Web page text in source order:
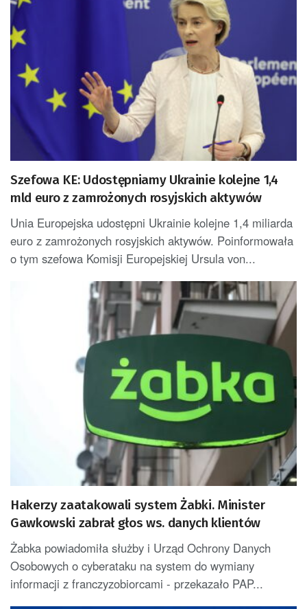
Szefowa KE: Udostępniamy Ukrainie kolejne 1,4
mld euro z zamrożonych rosyjskich aktywów
Unia Europejska udostępni Ukrainie kolejne 1,4 miliarda
euro z zamrożonych rosyjskich aktywów. Poinformowała
o tym szefowa Komisji Europejskiej Ursula von...
Hakerzy zaatakowali system Żabki. Minister
Gawkowski zabrał głos ws. danych klientów
Żabka powiadomiła służby i Urząd Ochrony Danych
Osobowych o cyberataku na system do wymiany
informacji z franczyzobiorcami - przekazało PAP...